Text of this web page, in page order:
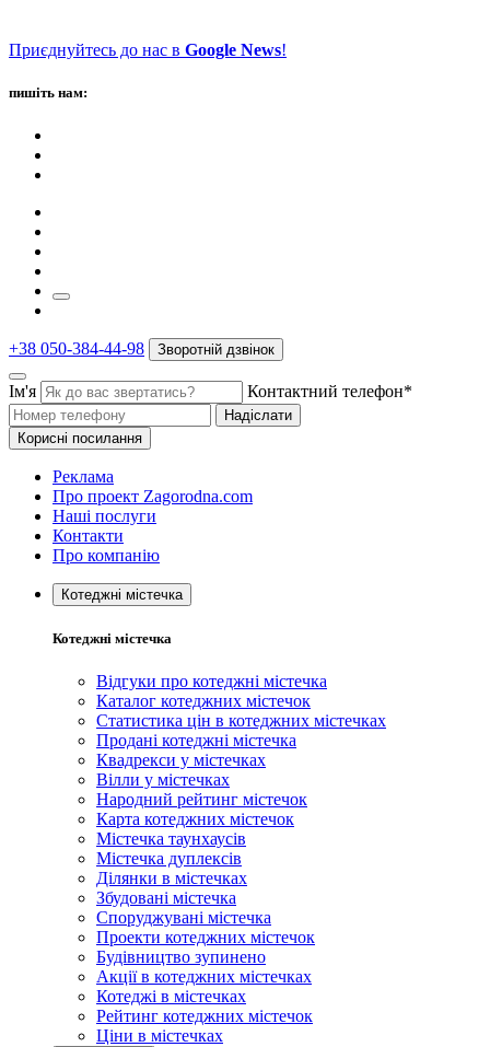
Приєднуйтесь до нас в Google News!
пишіть нам:
+38 050-384-44-98 Зворотній дзвінок
Ім'я Контактний телефон*
Надіслати
Корисні посилання
Реклама
Про проект Zagorodna.com
Наші послуги
Контакти
Про компанію
Котеджні містечка
Котеджні містечка
Відгуки про котеджні містечка
Каталог котеджних містечок
Статистика цін в котеджних містечках
Продані котеджні містечка
Квадрекси у містечках
Вілли у містечках
Народний рейтинг містечок
Карта котеджних містечок
Містечка таунхаусів
Містечка дуплексів
Ділянки в містечках
Збудовані містечка
Споруджувані містечка
Проекти котеджних містечок
Будівництво зупинено
Акції в котеджних містечках
Котеджі в містечках
Рейтинг котеджних містечок
Ціни в містечках